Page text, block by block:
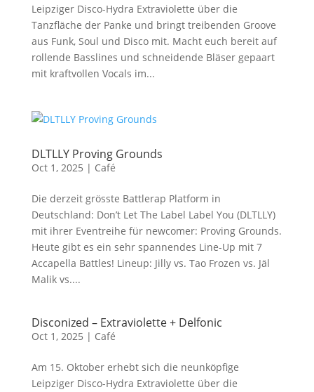
Leipziger Disco-Hydra Extraviolette über die
Tanzfläche der Panke und bringt treibenden Groove
aus Funk, Soul und Disco mit. Macht euch bereit auf
rollende Basslines und schneidende Bläser gepaart
mit kraftvollen Vocals im...
DLTLLY Proving Grounds
Oct 1, 2025 | Café
Die derzeit grösste Battlerap Platform in
Deutschland: Don’t Let The Label Label You (DLTLLY)
mit ihrer Eventreihe für newcomer: Proving Grounds.
Heute gibt es ein sehr spannendes Line-Up mit 7
Accapella Battles! Lineup: Jilly vs. Tao Frozen vs. Jäl
Malik vs....
Disconized – Extraviolette + Delfonic
Oct 1, 2025 | Café
Am 15. Oktober erhebt sich die neunköpfige
Leipziger Disco-Hydra Extraviolette über die